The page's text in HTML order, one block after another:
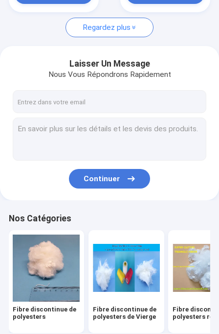
Fibre discontinue de polyesters
Fibre discontinue de polyesters réutilisée
Pièces de rechange de métier à tisser de Sulzer
Polyester ignifuge
Enduisez le polyester teint
Fibre synthétique de polyester
Pièces de métier à tisser d'Airjet
Pièces de rechange de rotation d'extrémité ouverte
Regardez plus
Laisser Un Message
Nous Vous Répondrons Rapidement
Continuer
Nos Catégories
Fibre discontinue de
polyesters
Fibre discontinue de
polyesters de Vierge
Fibre
polyesters